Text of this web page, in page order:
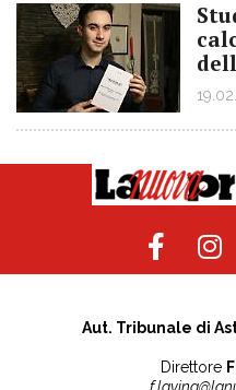
Aut. Tribunale di
Direttore